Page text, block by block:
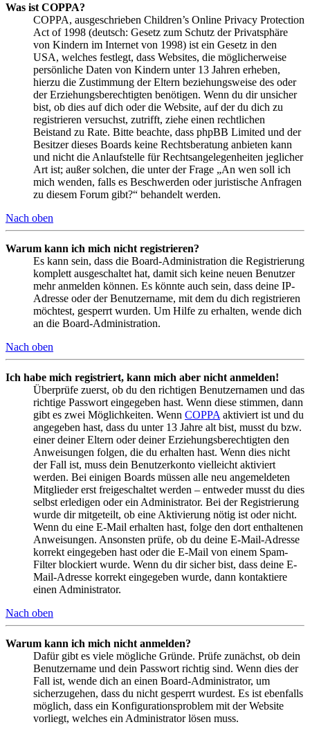
Was ist COPPA?
COPPA, ausgeschrieben Children’s Online Privacy Protection
Act of 1998 (deutsch: Gesetz zum Schutz der Privatsphäre
von Kindern im Internet von 1998) ist ein Gesetz in den
USA, welches festlegt, dass Websites, die möglicherweise
persönliche Daten von Kindern unter 13 Jahren erheben,
hierzu die Zustimmung der Eltern beziehungsweise des oder
der Erziehungsberechtigten benötigen. Wenn du dir unsicher
bist, ob dies auf dich oder die Website, auf der du dich zu
registrieren versuchst, zutrifft, ziehe einen rechtlichen
Beistand zu Rate. Bitte beachte, dass phpBB Limited und der
Besitzer dieses Boards keine Rechtsberatung anbieten kann
und nicht die Anlaufstelle für Rechtsangelegenheiten jeglicher
Art ist; außer solchen, die unter der Frage „An wen soll ich
mich wenden, falls es Beschwerden oder juristische Anfragen
zu diesem Forum gibt?“ behandelt werden.
Nach oben
Warum kann ich mich nicht registrieren?
Es kann sein, dass die Board-Administration die Registrierung
komplett ausgeschaltet hat, damit sich keine neuen Benutzer
mehr anmelden können. Es könnte auch sein, dass deine IP-
Adresse oder der Benutzername, mit dem du dich registrieren
möchtest, gesperrt wurden. Um Hilfe zu erhalten, wende dich
an die Board-Administration.
Nach oben
Ich habe mich registriert, kann mich aber nicht anmelden!
Überprüfe zuerst, ob du den richtigen Benutzernamen und das
richtige Passwort eingegeben hast. Wenn diese stimmen, dann
gibt es zwei Möglichkeiten. Wenn COPPA aktiviert ist und du
angegeben hast, dass du unter 13 Jahre alt bist, musst du bzw.
einer deiner Eltern oder deiner Erziehungsberechtigten den
Anweisungen folgen, die du erhalten hast. Wenn dies nicht
der Fall ist, muss dein Benutzerkonto vielleicht aktiviert
werden. Bei einigen Boards müssen alle neu angemeldeten
Mitglieder erst freigeschaltet werden – entweder musst du dies
selbst erledigen oder ein Administrator. Bei der Registrierung
wurde dir mitgeteilt, ob eine Aktivierung nötig ist oder nicht.
Wenn du eine E-Mail erhalten hast, folge den dort enthaltenen
Anweisungen. Ansonsten prüfe, ob du deine E-Mail-Adresse
korrekt eingegeben hast oder die E-Mail von einem Spam-
Filter blockiert wurde. Wenn du dir sicher bist, dass deine E-
Mail-Adresse korrekt eingegeben wurde, dann kontaktiere
einen Administrator.
Nach oben
Warum kann ich mich nicht anmelden?
Dafür gibt es viele mögliche Gründe. Prüfe zunächst, ob dein
Benutzername und dein Passwort richtig sind. Wenn dies der
Fall ist, wende dich an einen Board-Administrator, um
sicherzugehen, dass du nicht gesperrt wurdest. Es ist ebenfalls
möglich, dass ein Konfigurationsproblem mit der Website
vorliegt, welches ein Administrator lösen muss.